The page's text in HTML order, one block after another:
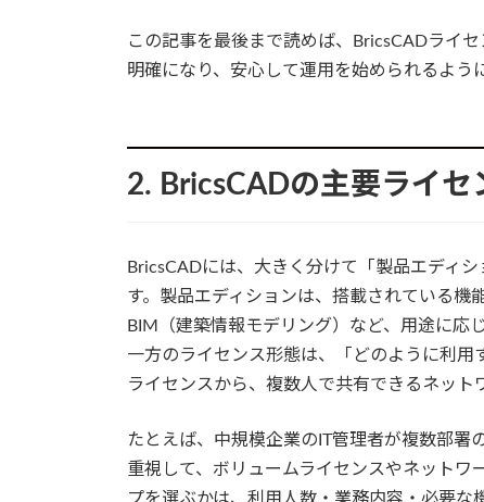
この記事を最後まで読めば、BricsCADライ
明確になり、安心して運用を始められるよう
2. BricsCADの主要ライセ
BricsCADには、大きく分けて「製品エディ
す。製品エディションは、搭載されている機
BIM（建築情報モデリング）など、用途に応
一方のライセンス形態は、「どのように利
ライセンスから、複数人で共有できるネット
たとえば、中規模企業のIT管理者が複数部署
重視して、ボリュームライセンスやネットワ
プを選ぶかは、利用人数・業務内容・必要な